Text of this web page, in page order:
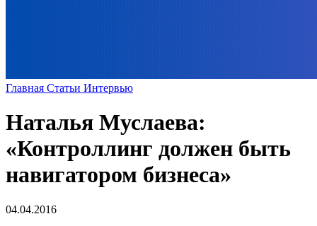
Главная Статьи Интервью
Наталья Муслаева:
«Контроллинг должен быть
навигатором бизнеса»
04.04.2016